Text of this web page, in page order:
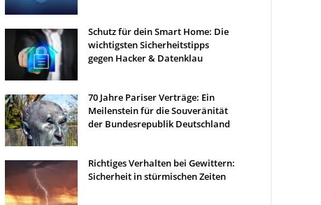
Schutz für dein Smart Home: Die
wichtigsten Sicherheitstipps
gegen Hacker & Datenklau
70 Jahre Pariser Verträge: Ein
Meilenstein für die Souveränität
der Bundesrepublik Deutschland
Richtiges Verhalten bei Gewittern:
Sicherheit in stürmischen Zeiten